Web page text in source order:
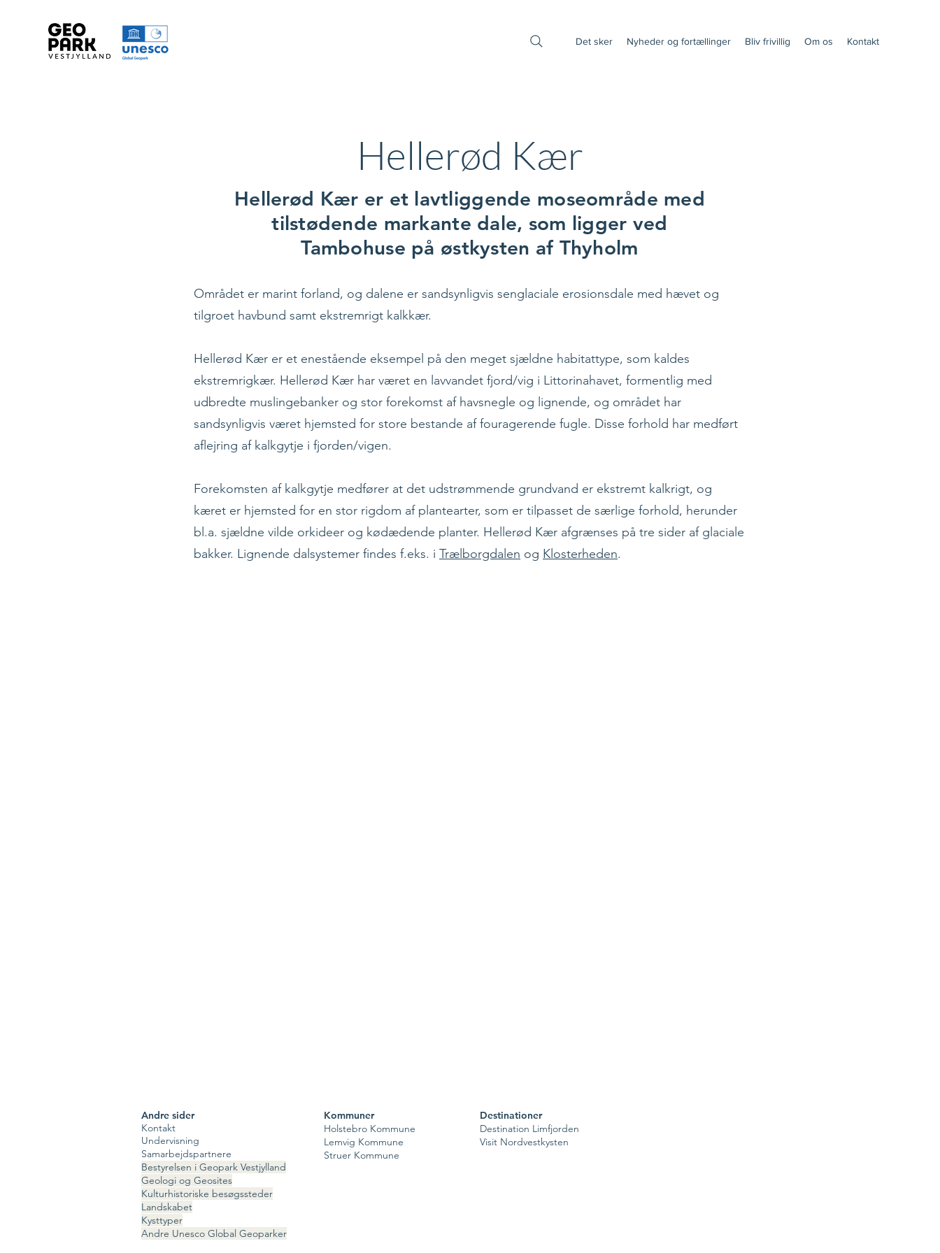
Det sker Nyheder og fortællinger Bliv frivillig Om os Kontakt
Hellerød Kær
Hellerød Kær er et lavtliggende moseområde med
tilstødende markante dale, som ligger ved
Tambohuse på østkysten af Thyholm
Området er marint forland, og dalene er sandsynligvis senglaciale erosionsdale med hævet og
tilgroet havbund samt ekstremrigt kalkkær.
Hellerød Kær er et enestående eksempel på den meget sjældne habitattype, som kaldes
ekstremrigkær. Hellerød Kær har været en lavvandet fjord/vig i Littorinahavet, formentlig med
udbredte muslingebanker og stor forekomst af havsnegle og lignende, og området har
sandsynligvis været hjemsted for store bestande af fouragerende fugle. Disse forhold har medført
aflejring af kalkgytje i fjorden/vigen.
Forekomsten af kalkgytje medfører at det udstrømmende grundvand er ekstremt kalkrigt, og
kæret er hjemsted for en stor rigdom af plantearter, som er tilpasset de særlige forhold, herunder
bl.a. sjældne vilde orkideer og kødædende planter. Hellerød Kær afgrænses på tre sider af glaciale
bakker. Lignende dalsystemer findes f.eks. i Trælborgdalen og Klosterheden.
Andre sider
Kontakt
Undervisning
Samarbejdspartnere
Bestyrelsen i Geopark Vestjylland
Geologi og Geosites
Kulturhistoriske besøgssteder
Landskabet
Kysttyper
Andre Unesco Global Geoparker
Kommuner
Holstebro Kommune
Lemvig Kommune
Struer Kommune
Destinationer
Destination Limfjorden
Visit Nordvestkysten